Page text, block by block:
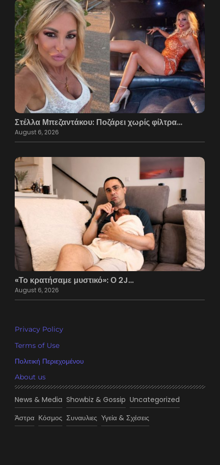
Στέλλα Μπεζαντάκου: Ποζάρει χωρίς φίλτρα…
August 6, 2026
«Το κρατήσαμε μυστικό»: Ο 2J…
August 6, 2026
Privacy Policy
Terms of Use
Πολιτική Περιεχομένου
About us
News & Media Showbiz & Gossip Uncategorized
Άστρα Κόσμος Συναυλιες Υγεία & Σχέσεις